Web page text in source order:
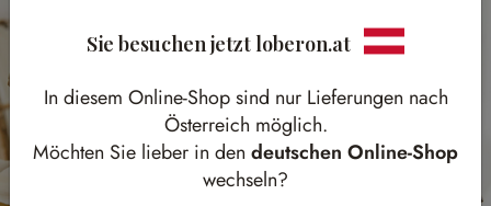
Sie besuchen jetzt loberon.at
In diesem Online-Shop sind nur Lieferungen nach
Österreich möglich.
Möchten Sie lieber in den deutschen Online-Shop
wechseln?